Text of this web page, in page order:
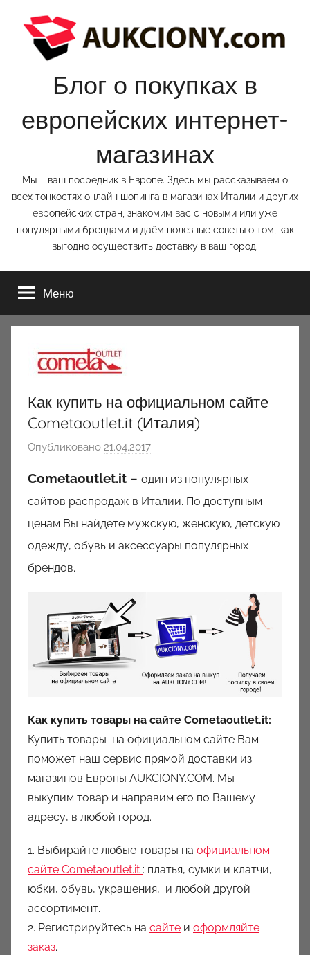
содержимому
Блог о покупках в
европейских интернет-
магазинах
Мы – ваш посредник в Европе. Здесь мы рассказываем о
всех тонкостях онлайн шопинга в магазинах Италии и других
европейских стран, знакомим вас с новыми или уже
популярными брендами и даём полезные советы о том, как
выгодно осуществить доставку в ваш город.
Меню
Как купить на официальном сайте
Cometaoutlet.it (Италия)
Опубликовано 21.04.2017
т
о
р
м
n
Cometaoutlet.it – один из популярных
сайтов распродаж в Италии. По доступным
ценам Вы найдете мужскую, женскую, детскую
одежду, обувь и аксессуары популярных
брендов.
Как купить товары на сайте Cometaoutlet.it:
Купить товары на официальном сайте Вам
поможет наш сервис прямой доставки из
магазинов Европы AUKCIONY.COM. Мы
выкупим товар и направим его по Вашему
адресу, в любой город.
1. Выбирайте любые товары на официальном
сайте Cometaoutlet.it : платья, сумки и клатчи,
юбки, обувь, украшения, и любой другой
ассортимент.
2. Регистрируйтесь на сайте и оформляйте
заказ.